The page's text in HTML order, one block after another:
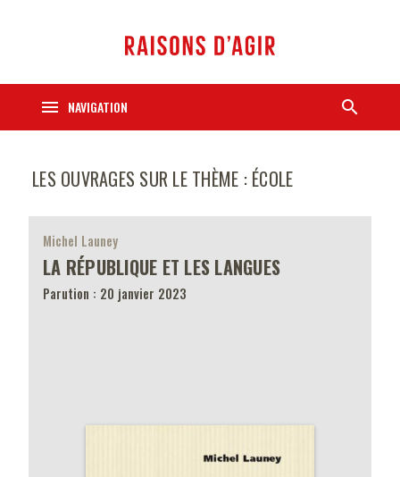
menu NAVIGATION search
LES OUVRAGES SUR LE THÈME : ÉCOLE
Michel Launey
LA RÉPUBLIQUE ET LES LANGUES
Parution : 20 janvier 2023